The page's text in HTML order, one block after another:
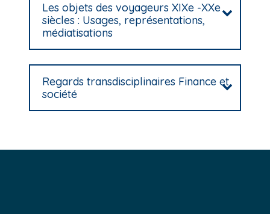
Les objets des voyageurs XIXe -XXe
siècles : Usages, représentations,
médiatisations
Regards transdisciplinaires Finance et
société